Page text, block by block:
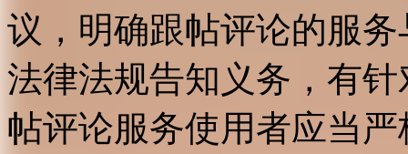
议，明确跟帖评论的服
法律法规告知义务，有
帖评论服务使用者应当